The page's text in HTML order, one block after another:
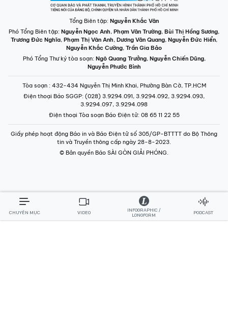
Tổng Biên tập: Nguyễn Khắc Văn
Phó Tổng Biên tập: Nguyễn Ngọc Anh, Phạm Văn Trường, Bùi Thị Hồng Sương,
Trương Đức Nghĩa, Phạm Thị Vân Anh, Dương Văn Quang, Nguyễn Đức Hiển,
Nguyễn Khắc Cường, Trần Gia Bảo
Phó Tổng Thư ký tòa soạn: Ngô Quang Trưởng, Nguyễn Chiến Dũng,
Nguyễn Phước Bình
Tòa soạn : 432-434 Nguyễn Thị Minh Khai, Phường Bàn Cờ, TP.HCM
Điện thoại Báo SGGP: (028) 3.9294.091, 3.9294.092, 3.9294.093,
3.9294.097, 3.9294.098
Điện thoại Tòa soạn Báo Điện tử: 08 65 11 22 55
Giấy phép hoạt động Báo in và Báo Điện tử số 305/GP-BTTTT do Bộ Thông
tin và Truyền thông cấp ngày 28-8-2023.
© Bản quyền Báo SÀI GÒN GIẢI PHÓNG.
CHUYÊN MỤC VIDEO
INFOGRAPHIC /
LONGFORM
PODCAST